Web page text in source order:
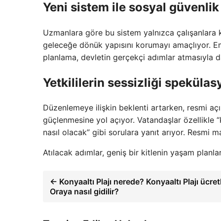
Yeni sistem ile sosyal güvenlik
Uzmanlara göre bu sistem yalnızca
geleceğe dönük yapısını korumayı
planlama, devletin gerçekçi adımlar atmasıyla
Yetkililerin sessizliği
Düzenlemeye ilişkin beklenti artarken, resmi
güçlenmesine yol açıyor. Vatandaşlar özellikle
nasıl olacak” gibi sorulara yanıt arıyor. Resmi
Atılacak adımlar, geniş bir kitlenin yaşam
← Konyaaltı Plajı nerede? Konyaaltı Plajı
Oraya nasıl gidilir?